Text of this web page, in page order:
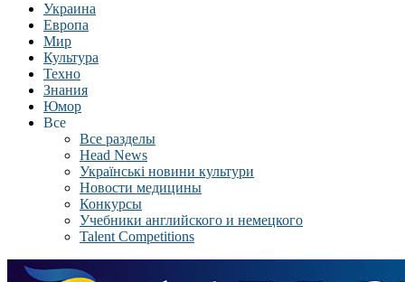
Украина
Европа
Мир
Культура
Техно
Знания
Юмор
Все
Все разделы
Head News
Українські новини культури
Новости медицины
Конкурсы
Учебники английского и немецкого
Talent Competitions